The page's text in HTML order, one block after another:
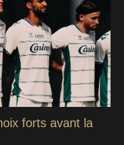
forts avant la